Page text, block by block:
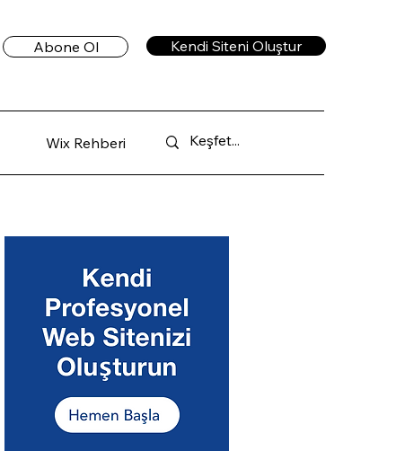
Abone Ol Kendi Siteni Oluştur
Wix Rehberi